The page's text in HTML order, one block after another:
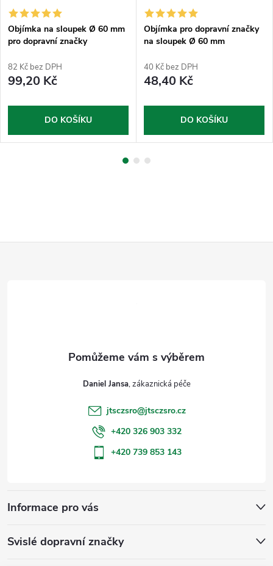
Objímka na sloupek Ø 60 mm
pro dopravní značky
82 Kč bez DPH
99,20 Kč
DO KOŠÍKU
Objímka pro dopravní značky
na sloupek Ø 60 mm
40 Kč bez DPH
48,40 Kč
DO KOŠÍKU
Informace pro vás
Svislé dopravní značky
Daniel Jansa
jtsczsro@jtsczsro.cz
+420 326 903 332
+420 739 853 143